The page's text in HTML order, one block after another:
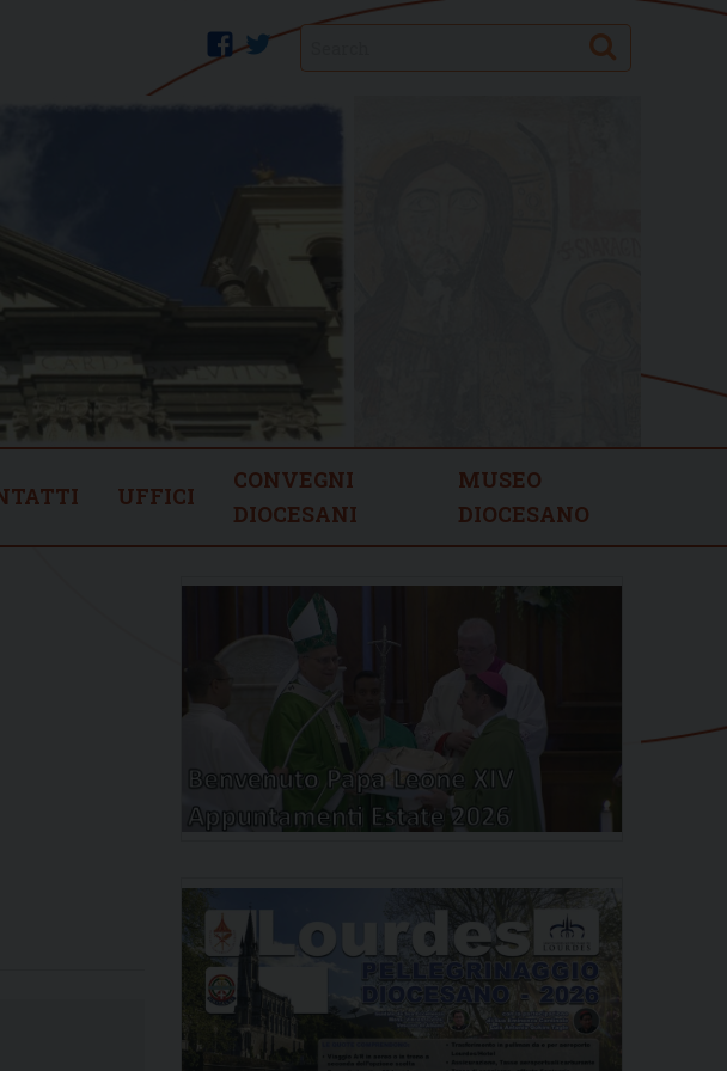
twitter
facebook Search
UFFICI
CONVEGNI
DIOCESANI
MUSEO
DIOCESANO